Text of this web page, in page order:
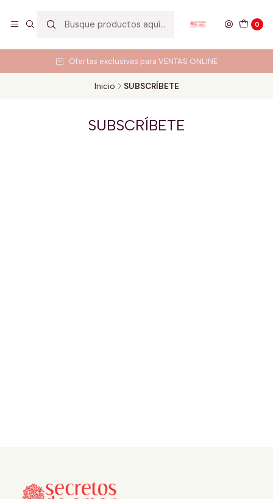
0
Ofertas exclusivas para VENTAS ONLINE
Inicio SUBSCRÍBETE
SUBSCRÍBETE